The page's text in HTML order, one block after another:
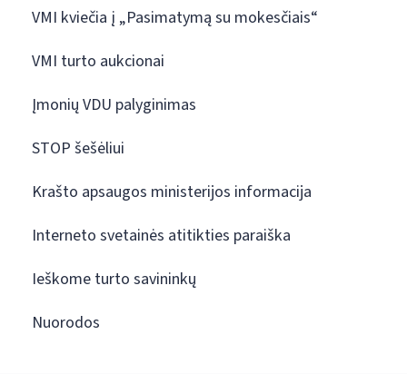
VMI kviečia į „Pasimatymą su mokesčiais“
VMI turto aukcionai
Įmonių VDU palyginimas
STOP šešėliui
Krašto apsaugos ministerijos informacija
Interneto svetainės atitikties paraiška
Ieškome turto savininkų
Nuorodos